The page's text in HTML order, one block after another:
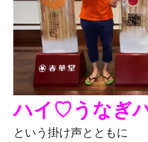
ハイ♡うなぎ
という掛け声とともに